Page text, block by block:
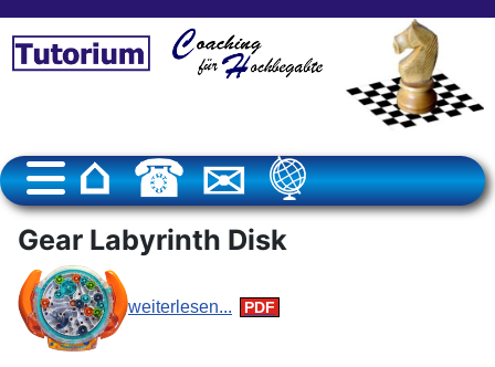
Gear Labyrinth Disk
weiterlesen...